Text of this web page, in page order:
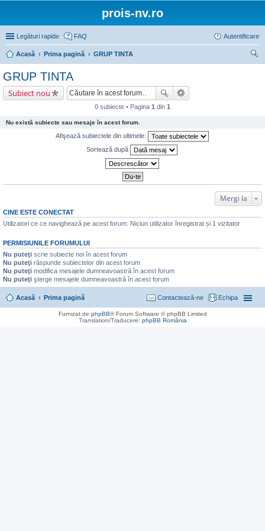
prois-nv.ro
Legături rapide FAQ Autentificare
Acasă Prima pagină
GRUP TINTA
GRUP TINTA
Subiect nou
0 subiecte • Pagina 1 din 1
Nu există subiecte sau mesaje în acest forum.
Afişează subiectele din ultimele:
Sortează după
Mergi la
CINE ESTE CONECTAT
Utilizatori ce ce navighează pe acest forum: Niciun utilizator înregistrat și 1 vizitator
PERMISIUNILE FORUMULUI
Nu puteţi scrie subiecte noi în acest forum
Nu puteţi răspunde subiectelor din acest forum
Nu puteţi modifica mesajele dumneavoastră în acest forum
Nu puteţi şterge mesajele dumneavoastră în acest forum
Acasă Prima pagină Echipa
Contactează-ne
Furnizat de phpBB® Forum Software © phpBB Limited
Translation/Traducere: phpBB România